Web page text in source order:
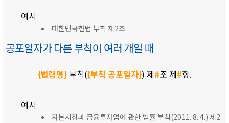
예시
대한민국헌법 부칙 제2조.
공포일자가 다른 부칙이 여러 개일 때
{법령명}부칙({부칙 공포일자}) 제#조 제#항.
예시
자본시장과 금융투자업에 관한 법률 부칙(2011. 8. 4.) 제2